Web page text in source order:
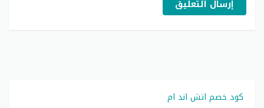
إرسال التعليق
كود خصم اتش اند ام